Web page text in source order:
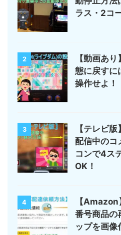
ラス・2コ
2
【動画あ
態に戻す
操作せよ！
3
【テレビ
配信中のコ
コンで4ス
OK！
4
【
番号商品の
ップを画像